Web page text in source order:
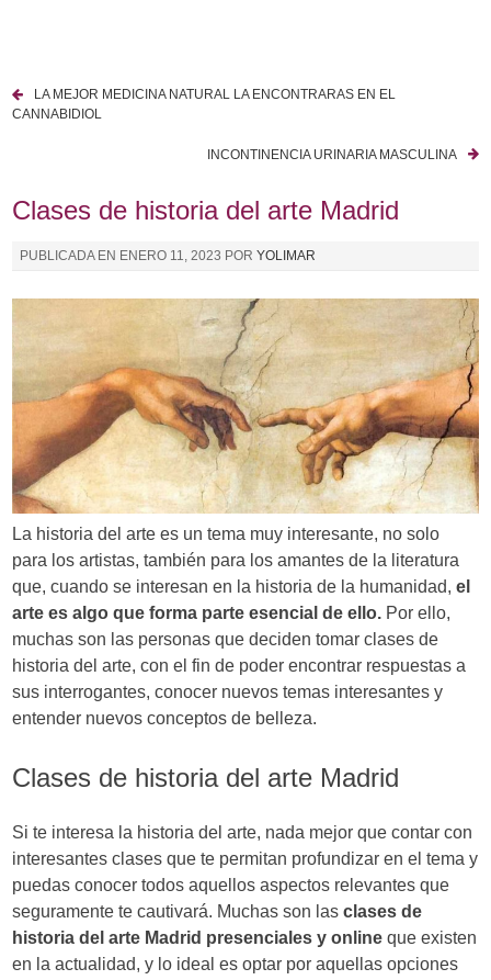
N
v
c
n
d
e
e
n
t
r
d
a
s
LA MEJOR MEDICINA NATURAL LA ENCONTRARAS EN EL
CANNABIDIOL
INCONTINENCIA URINARIA MASCULINA
Clases de historia del arte Madrid
PUBLICADA EN ENERO 11, 2023 PORYOLIMAR
La historia del arte es un tema muy interesante, no solo
para los artistas, también para los amantes de la literatura
que, cuando se interesan en la historia de la humanidad, el
arte es algo que forma parte esencial de ello. Por ello,
muchas son las personas que deciden tomar clases de
historia del arte, con el fin de poder encontrar respuestas a
sus interrogantes, conocer nuevos temas interesantes y
entender nuevos conceptos de belleza.
Clases de historia del arte Madrid
Si te interesa la historia del arte, nada mejor que contar con
interesantes clases que te permitan profundizar en el tema y
puedas conocer todos aquellos aspectos relevantes que
seguramente te cautivará. Muchas son lasclases de
historia del arte Madrid presenciales y onlineque existen
en la actualidad, y lo ideal es optar por aquellas opciones